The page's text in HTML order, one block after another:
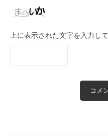
上に表示された文字を入力して